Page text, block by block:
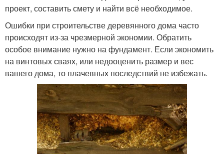
проект, составить смету и найти всё необходимое.
Ошибки при строительстве деревянного дома часто
происходят из-за чрезмерной экономии. Обратить
особое внимание нужно на фундамент. Если экономить
на винтовых сваях, или недооценить размер и вес
вашего дома, то плачевных последствий не избежать.